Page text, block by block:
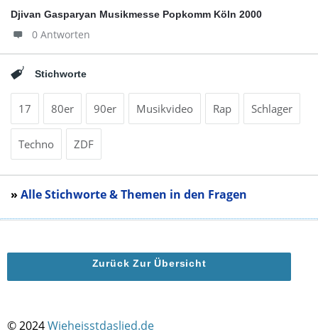
Djivan Gasparyan Musikmesse Popkomm Köln 2000
0 Antworten
Stichworte
17 80er 90er Musikvideo Rap Schlager
Techno ZDF
» Alle Stichworte & Themen in den Fragen
Zurück Zur Übersicht
© 2024Wieheisstdaslied.de